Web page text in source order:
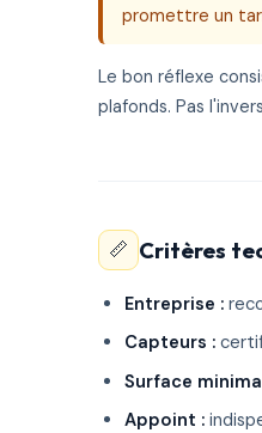
promettre un
Le bon réflexe
plafonds. Pas
📏 Critères
Entreprise :
Capteurs :
Surface
Appoint :